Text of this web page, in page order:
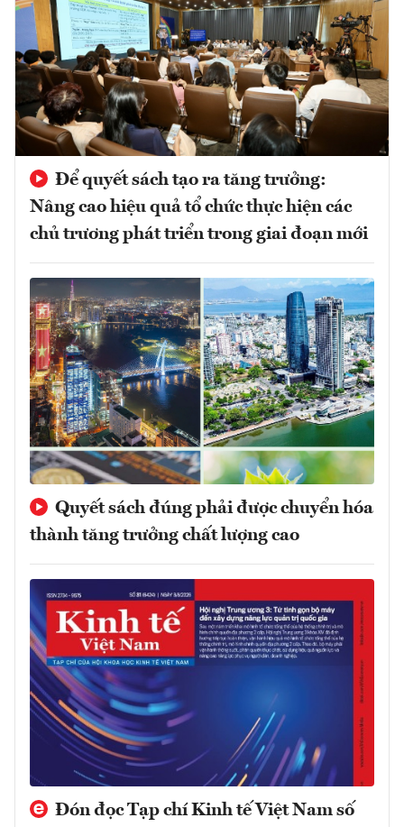
Để quyết sách tạo ra tăng trưởng:
Nâng cao hiệu quả tổ chức thực hiện các
chủ trương phát triển trong giai đoạn mới
Quyết sách đúng phải được chuyển hóa
thành tăng trưởng chất lượng cao
Đón đọc Tạp chí Kinh tế Việt Nam số